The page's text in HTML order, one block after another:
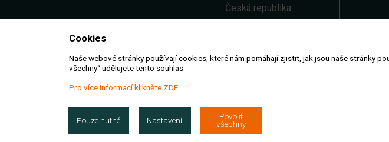
Česká republika
Obchodní podmínky GDPR a cookies
Cookies
Naše webové stránky používají cookies, které nám pomáhají zjistit, jak jsou naše stránky
všechny“ udělujete tento souhlas.
Pro více informací klikněte ZDE
Pouze nutné Nastavení
Povolit
všechny